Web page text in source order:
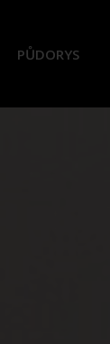
PŮDORYS